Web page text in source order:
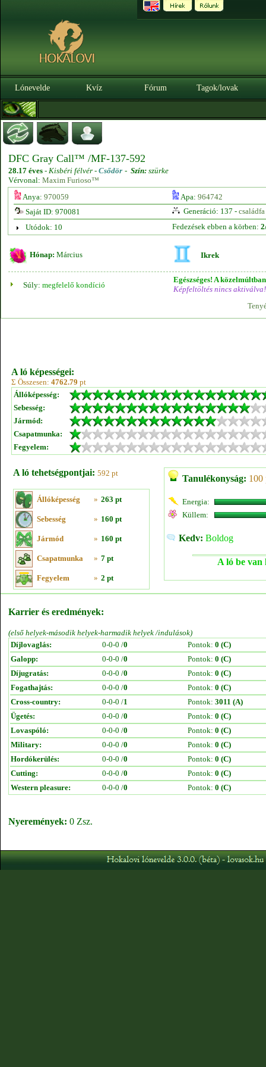
Lónevelde Kvíz Fórum Tagok/lovak
DFC Gray Call™ /MF-137-592
28.17 éves - Kisbéri félvér - Csődör - Szín: szürke
Vérvonal: Maxim Furioso™
Anya: 970059 Apa: 964742
Saját ID: 970081
Generáció: 137 - családfa
Utódok: 10
Fedezések ebben a körben:
Hónap: Március Ikrek
Súly: megfelelő kondíció
Egészséges! A
Képfeltöltés nincs aktiválva!
A ló képességei:
Σ Összesen: 4762.79 pt
Állóképesség:
Sebesség:
Jármód:
Csapatmunka:
Fegyelem:
A ló tehetségpontjai: 592 pt
Állóképesség » 263 pt
Sebesség » 160 pt
Jármód » 160 pt
Csapatmunka » 7 pt
Fegyelem » 2 pt
Tanulékonyság: 100
Energia:
Küllem:
Kedv: Boldog
A ló be van
Karrier és eredmények:
(első helyek-második helyek-harmadik helyek /indulások)
Díjlovaglás:
0-0-0 /0 Pontok: 0 (C)
Galopp:
0-0-0 /0 Pontok: 0 (C)
Díjugratás:
0-0-0 /0 Pontok: 0 (C)
Fogathajtás:
0-0-0 /0 Pontok: 0 (C)
Cross-country:
0-0-0 /1 Pontok: 3011 (A)
Ügetés:
0-0-0 /0 Pontok: 0 (C)
Lovaspóló:
0-0-0 /0 Pontok: 0 (C)
Military:
0-0-0 /0 Pontok: 0 (C)
Hordókerülés:
0-0-0 /0 Pontok: 0 (C)
Cutting:
0-0-0 /0 Pontok: 0 (C)
Western pleasure:
0-0-0 /0 Pontok: 0 (C)
Nyeremények: 0 Zsz.